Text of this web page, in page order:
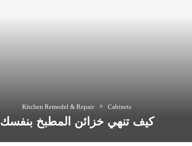
Cabinets
Kitchen Remodel & Repair
كيف تنهي خزائن المطبخ بنفسك